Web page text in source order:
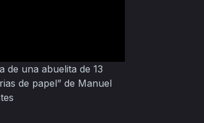
de una abuelita de 13
de papel” de Manuel